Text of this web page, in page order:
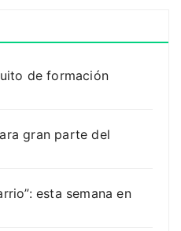
de formación
gran parte del
esta semana en